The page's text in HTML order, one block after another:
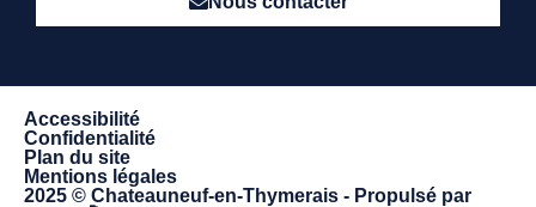
Accessibilité
Confidentialité
Plan du site
Mentions légales
2025 © Chateauneuf-en-Thymerais - Propulsé par